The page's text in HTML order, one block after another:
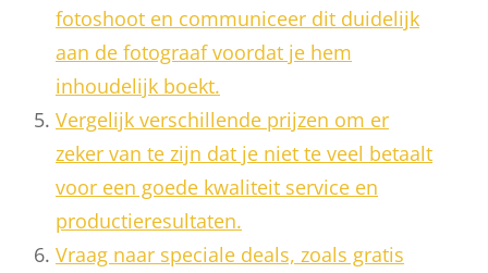
fotoshoot en communiceer dit duidelijk
aan de fotograaf voordat je hem
inhoudelijk boekt.
Vergelijk verschillende prijzen om er
zeker van te zijn dat je niet te veel betaalt
voor een goede kwaliteit service en
productieresultaten.
Vraag naar speciale deals, zoals gratis